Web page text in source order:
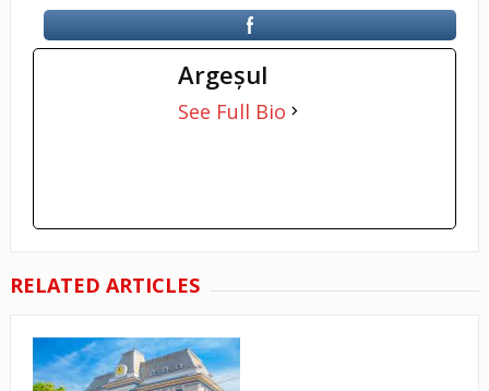
Argeşul
See Full Bio
RELATED ARTICLES